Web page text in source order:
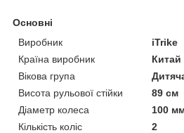
Основні
Виробник
iTrike
Країна виробник
Китай
Вікова група
Висота рульової стійки
89 см
Діаметр колеса
100
Кількість коліс
2